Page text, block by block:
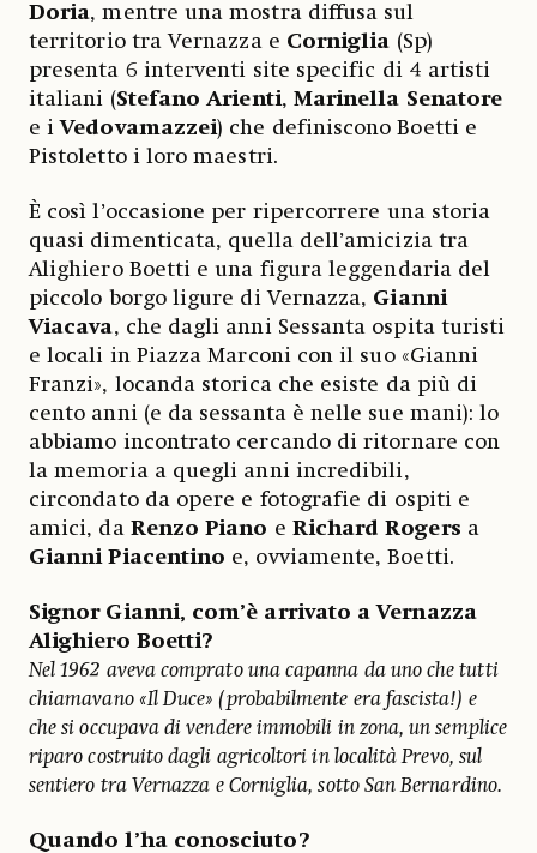
Doria, mentre una mostra diffusa sul
territorio tra Vernazza e Corniglia (Sp)
presenta 6 interventi site specific di 4 artisti
italiani (Stefano Arienti, Marinella Senatore
e iVedovamazzei) che definiscono Boetti e
Pistoletto i loro maestri.
È così l’occasione per ripercorrere una storia
quasi dimenticata, quella dell’amicizia tra
Alighiero Boetti e una figura leggendaria del
piccolo borgo ligure di Vernazza, Gianni
Viacava, che dagli anni Sessanta ospita turisti
e locali in Piazza Marconi con il suo «Gianni
Franzi», locanda storica che esiste da più di
cento anni (e da sessanta è nelle sue mani): lo
abbiamo incontrato cercando di ritornare con
la memoria a quegli anni incredibili,
circondato da opere e fotografie di ospiti e
amici, da Renzo Piano e Richard Rogers a
Gianni Piacentino e, ovviamente, Boetti.
Signor Gianni, com’è arrivato a Vernazza
Alighiero Boetti?
Nel 1962 aveva comprato una capanna da uno che tutti
chiamavano «Il Duce» (probabilmente era fascista!) e
che si occupava di vendere immobili in zona, un semplice
riparo costruito dagli agricoltori in località Prevo, sul
sentiero tra Vernazza e Corniglia, sotto San Bernardino.
Quando l’ha conosciuto?